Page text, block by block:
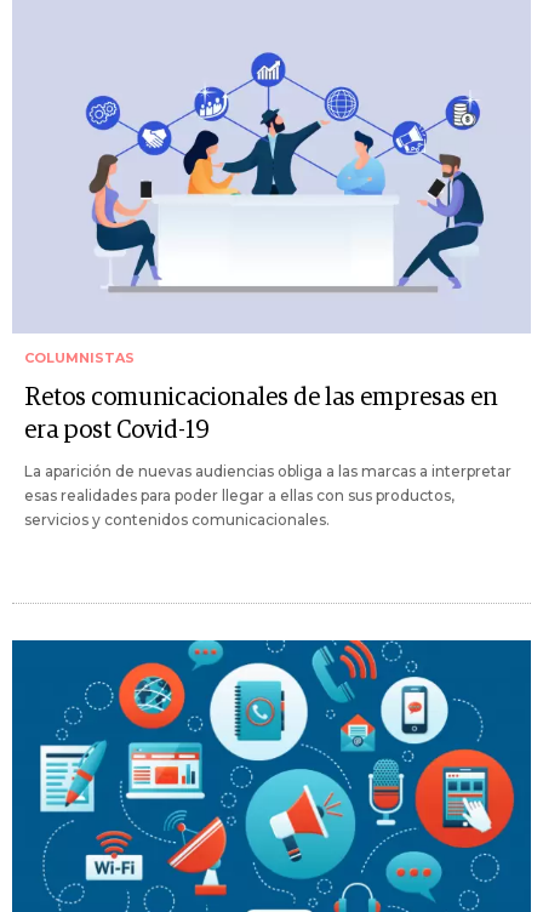
COLUMNISTAS
Retos comunicacionales de las empresas en
era post Covid-19
La aparición de nuevas audiencias obliga a las marcas a interpretar
esas realidades para poder llegar a ellas con sus productos,
servicios y contenidos comunicacionales.